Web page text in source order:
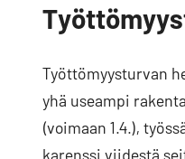
Työttömyysturvan
yhä useampi
(voimaan 1.4.),
karenssi viidestä